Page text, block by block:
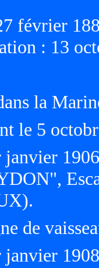
février
: 13
la
le 5
janvier
de
janvier